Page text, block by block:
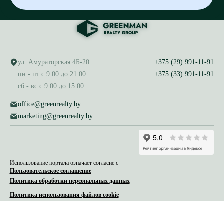
ул. Амураторская 4Б-20
пн - пт с 9:00 до 21:00
сб - вс с 9.00 до 15.00
office@greenrealty.by
marketing@greenrealty.by
+375 (29) 991-11-91
+375 (33) 991-11-91
Использование портала означает согласие с
Пользовательское соглашение
Политика обработки персональных данных
Политика использования файлов cookie